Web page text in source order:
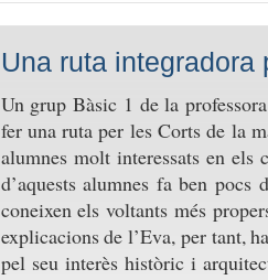
Una ruta integradora
Un grup Bàsic 1 de la
fer una ruta per les Corts de la
alumnes molt interessats en
d’aquests alumnes fa ben
coneixen els voltants més
explicacions de l’Eva, per tant,
pel seu interès històric i